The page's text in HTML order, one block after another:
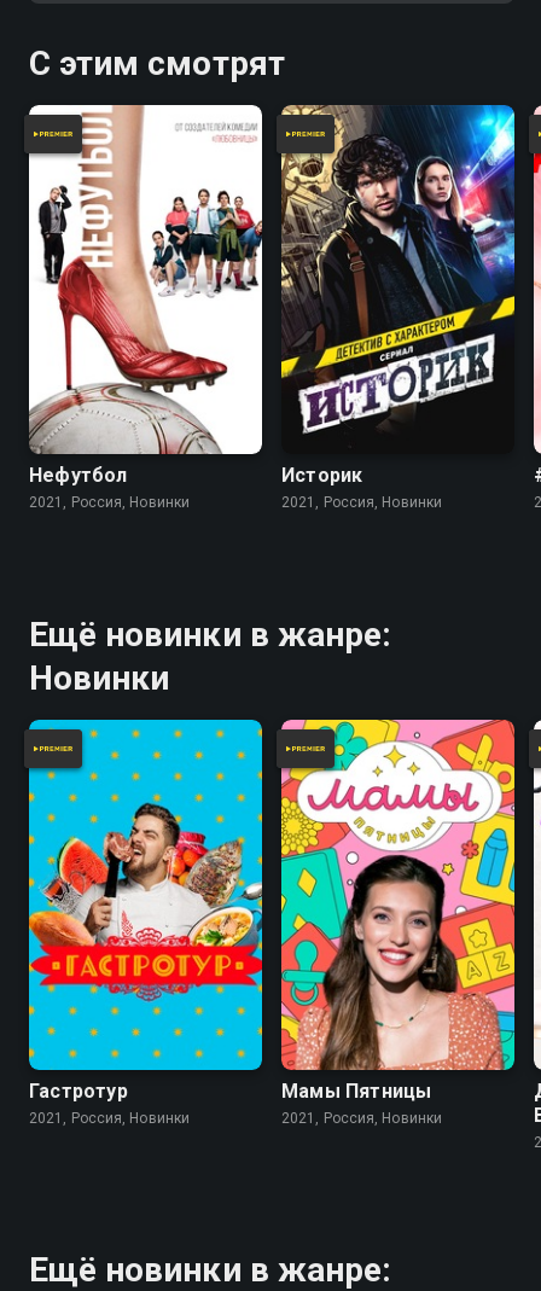
С этим смотрят
Нефутбол
2021, Россия, Новинки
Историк
2021, Россия, Новинки
Ещё новинки в жанре:
Новинки
Гастротур
2021, Россия, Новинки
Мамы Пятницы
2021, Россия, Новинки
Ещё новинки в жанре: